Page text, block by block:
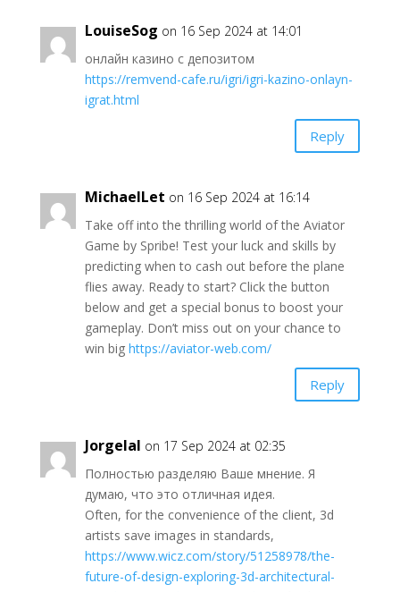
LouiseSog on 16 Sep 2024 at 14:01
онлайн казино с депозитом
https://remvend-cafe.ru/igri/igri-kazino-onlayn-
igrat.html
Reply
MichaelLet on 16 Sep 2024 at 16:14
Take off into the thrilling world of the Aviator
Game by Spribe! Test your luck and skills by
predicting when to cash out before the plane
flies away. Ready to start? Click the button
below and get a special bonus to boost your
gameplay. Don’t miss out on your chance to
win big https://aviator-web.com/
Reply
Jorgelal on 17 Sep 2024 at 02:35
Полностью разделяю Ваше мнение. Я
думаю, что это отличная идея.
Often, for the convenience of the client, 3d
artists save images in standards,
https://www.wicz.com/story/51258978/the-
future-of-design-exploring-3d-architectural-